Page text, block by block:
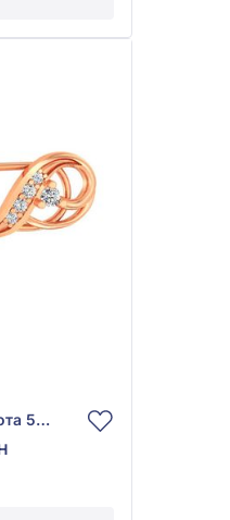
Шпилька з червоного золота 585° з фіанітом/куб.цирконієм, арт. 360046